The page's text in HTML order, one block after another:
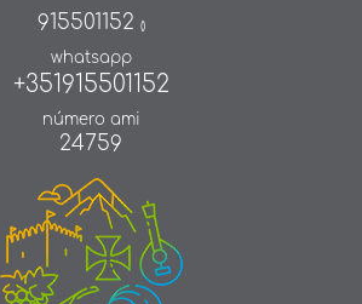
915501152 ()
whatsapp
+351915501152
número ami
24759